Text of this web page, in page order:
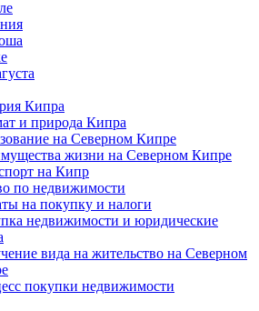
Кипра
и природа Кипра
на Северном Кипре
жизни на Северном Кипре
на Кипр
по недвижимости
на покупку и налоги
недвижимости и юридические
вида на жительство на Северном
покупки недвижимости